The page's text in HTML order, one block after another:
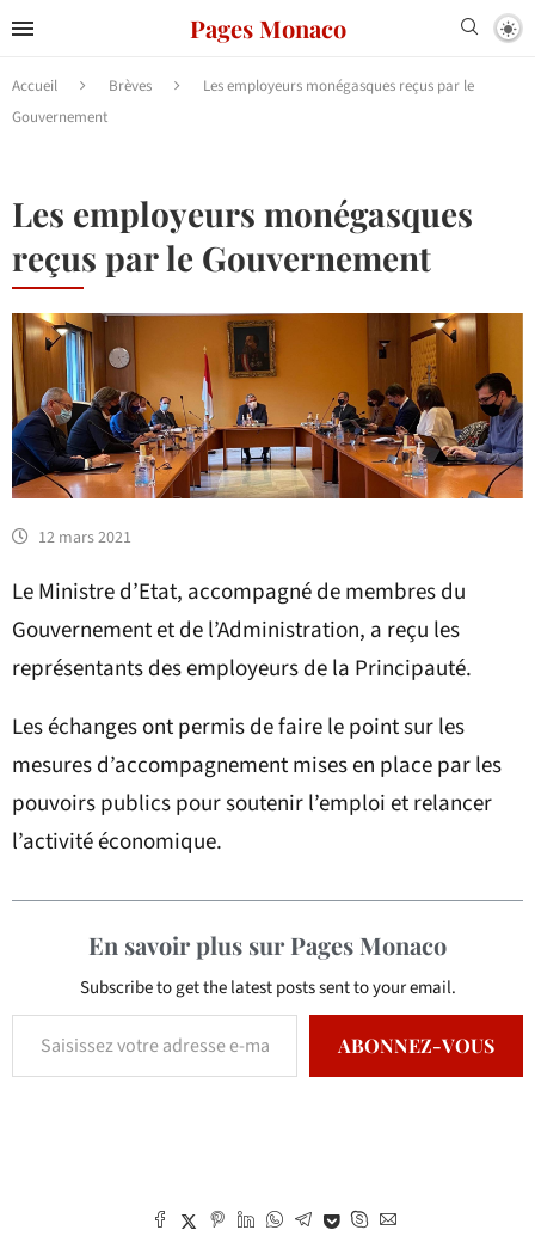
Pages Monaco
Accueil Brèves
Les employeurs monégasques reçus par le
Gouvernement
Les employeurs monégasques
reçus par le Gouvernement
12 mars 2021
Le Ministre d’Etat, accompagné de membres du
Gouvernement et de l’Administration, a reçu les
représentants des employeurs de la Principauté.
Les échanges ont permis de faire le point sur les
mesures d’accompagnement mises en place par les
pouvoirs publics pour soutenir l’emploi et relancer
l’activité économique.
En savoir plus sur Pages Monaco
Subscribe to get the latest posts sent to your email.
ABONNEZ-VOUS